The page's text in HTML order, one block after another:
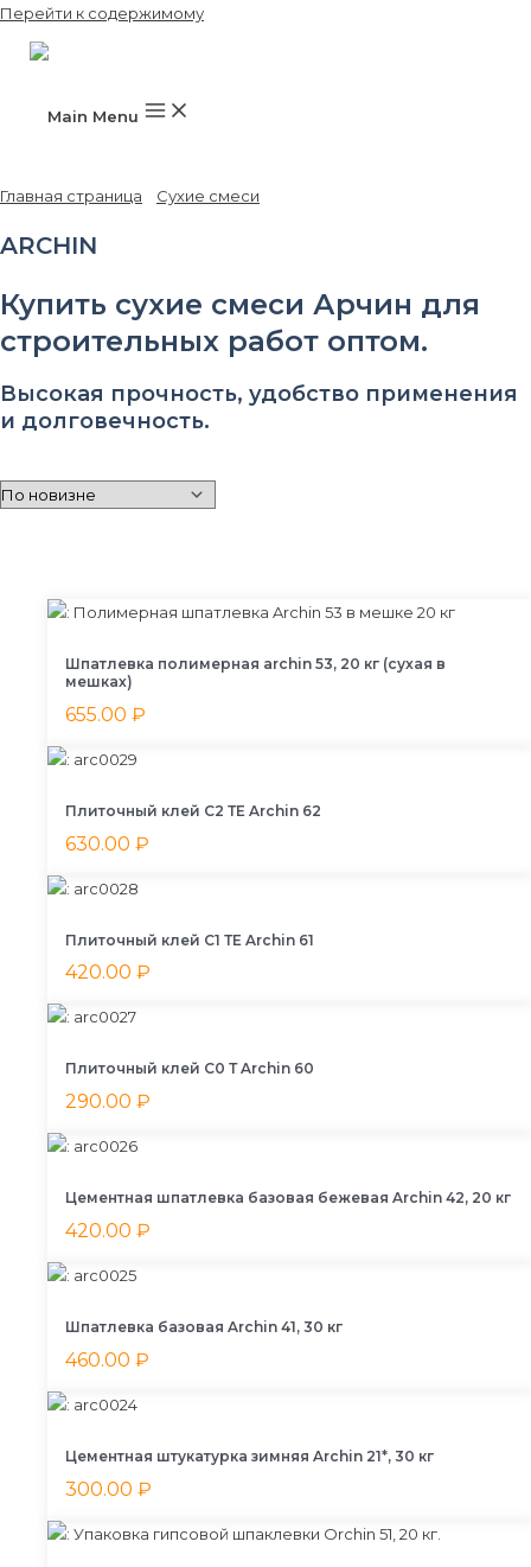
Перейти к содержимому
Main Menu
Главная страница Сухие смеси
ARCHIN
Купить сухие смеси Арчин для
строительных работ оптом.
Высокая прочность, удобство применения
и долговечность.
Шпатлевка полимерная archin 53, 20 кг (сухая в
мешках)
655.00 ₽
Плиточный клей С2 ТЕ Archin 62
630.00 ₽
Плиточный клей С1 ТЕ Archin 61
420.00 ₽
Плиточный клей С0 Т Archin 60
290.00 ₽
Цементная шпатлевка базовая бежевая Archin 42, 20 кг
420.00 ₽
Шпатлевка базовая Archin 41, 30 кг
460.00 ₽
Цементная штукатурка зимняя Archin 21*, 30 кг
300.00 ₽